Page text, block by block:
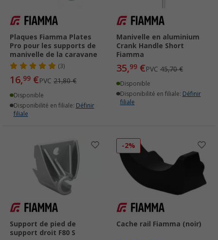
Plaques Fiamma Plates
Pro pour les supports de
manivelle de la caravane
(3)
16,99 €PVC 21,80 €
Disponible
Disponibilité en filiale: Définir
filiale
Manivelle en aluminium
Crank Handle Short
Fiamma
35,99 €PVC 45,70 €
Disponible
Disponibilité en filiale: Définir
filiale
Support de pied de
support droit F80 S
-2%
Cache rail Fiamma (noir)